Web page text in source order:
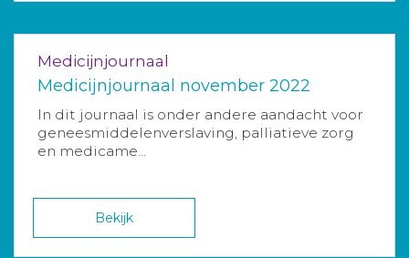
Medicijnjournaal
Medicijnjournaal november 2022
In dit journaal is onder andere aandacht voor
geneesmiddelenverslaving, palliatieve zorg
en medicame...
Bekijk